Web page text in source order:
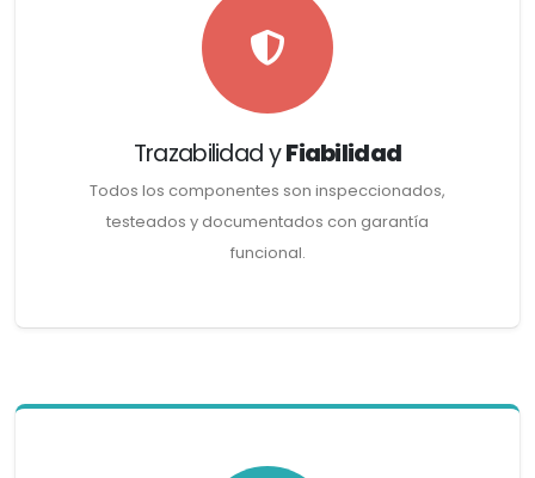
Trazabilidad yFiabilidad
Todos los componentes son inspeccionados,
testeados y documentados con garantía
funcional.